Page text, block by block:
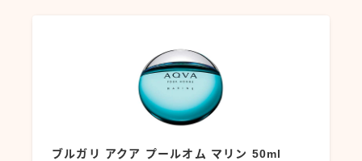
ブルガリ アクア プールオム マリン 50ml